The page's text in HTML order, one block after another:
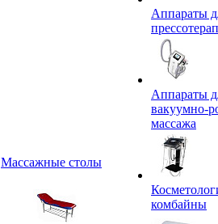
Массажные столы
Аппараты
Аппараты
вакуумно-
массажа
комбайны